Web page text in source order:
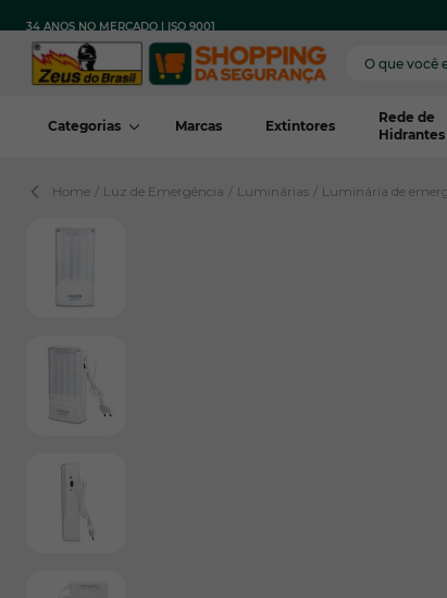
34 ANOS NO MERCADO | ISO 9001
GRÁTIS
BRASIL
REGIÃO*
Categorias Marcas Extintores
Rede de
Hidrantes
Home / Luz de Emergência / Luminárias / Luminária de
View larger image
View larger image
View larger image